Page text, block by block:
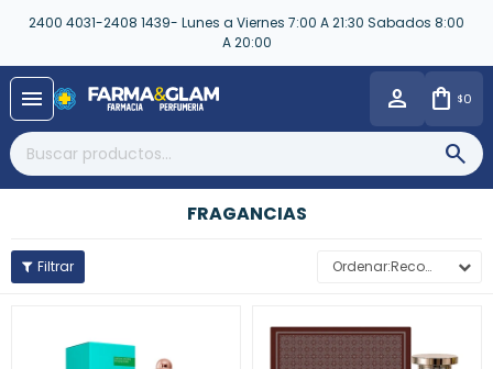
2400 4031-2408 1439- Lunes a Viernes 7:00 A 21:30 Sabados 8:00
A 20:00
menu $0
FRAGANCIAS
Recomendados